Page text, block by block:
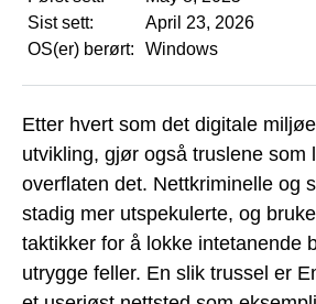
Sist sett:
April 23, 2026
OS(er) berørt:
Windows
Etter hvert som det digitale
utvikling, gjør også truslene som
overflaten det. Nettkriminelle og
stadig mer utspekulerte, og
taktikker for å lokke intetanende
utrygge feller. En slik trussel er